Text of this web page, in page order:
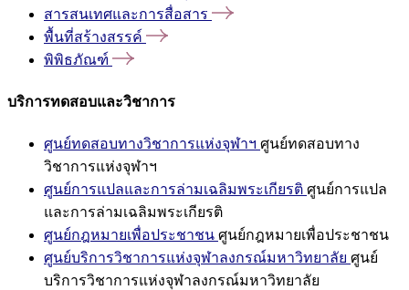
สารสนเทศและการสื่อสาร
พื้นที่สร้างสรรค์
พิพิธภัณฑ์
บริการทดสอบและวิชาการ
ศูนย์ทดสอบทางวิชาการแห่งจุฬาฯ ศูนย์ทดสอบทาง
วิชาการแห่งจุฬาฯ
ศูนย์การแปลและการล่ามเฉลิมพระเกียรติ ศูนย์การแปล
และการล่ามเฉลิมพระเกียรติ
ศูนย์กฎหมายเพื่อประชาชน ศูนย์กฎหมายเพื่อประชาชน
ศูนย์บริการวิชาการแห่งจุฬาลงกรณ์มหาวิทยาลัย ศูนย์
บริการวิชาการแห่งจุฬาลงกรณ์มหาวิทยาลัย